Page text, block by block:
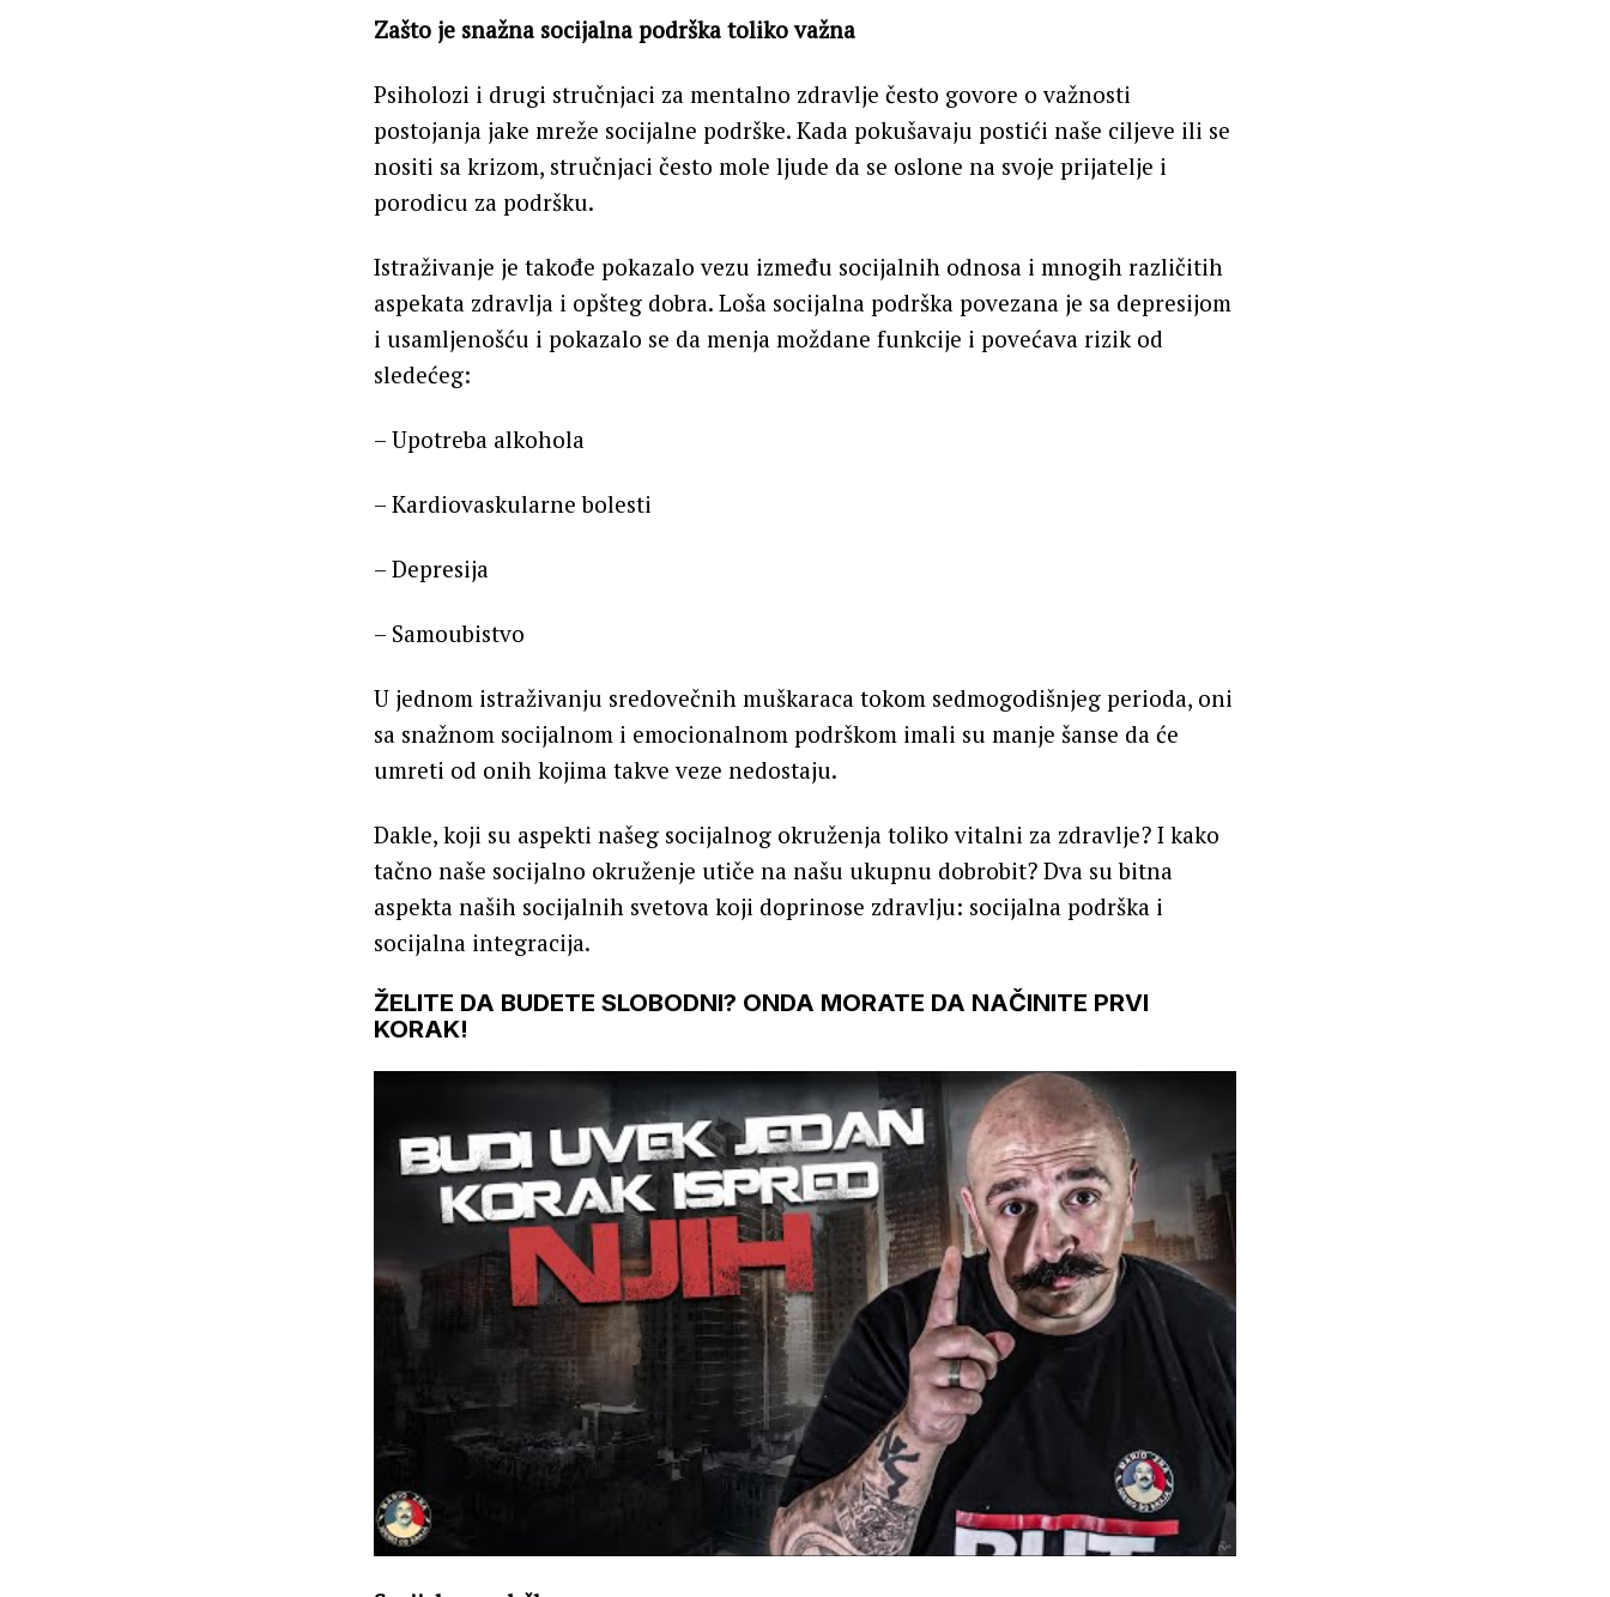
Zašto je snažna socijalna podrška toliko važna
Psiholozi i drugi stručnjaci za mentalno zdravlje često govore o važnosti
postojanja jake mreže socijalne podrške. Kada pokušavaju postići naše ciljeve ili se
nositi sa krizom, stručnjaci često mole ljude da se oslone na svoje prijatelje i
porodicu za podršku.
Istraživanje je takođe pokazalo vezu između socijalnih odnosa i mnogih različitih
aspekata zdravlja i opšteg dobra. Loša socijalna podrška povezana je sa depresijom
i usamljenošću i pokazalo se da menja moždane funkcije i povećava rizik od
sledećeg:
– Upotreba alkohola
– Kardiovaskularne bolesti
– Depresija
– Samoubistvo
U jednom istraživanju sredovečnih muškaraca tokom sedmogodišnjeg perioda, oni
sa snažnom socijalnom i emocionalnom podrškom imali su manje šanse da će
umreti od onih kojima takve veze nedostaju.
Dakle, koji su aspekti našeg socijalnog okruženja toliko vitalni za zdravlje? I kako
tačno naše socijalno okruženje utiče na našu ukupnu dobrobit? Dva su bitna
aspekta naših socijalnih svetova koji doprinose zdravlju: socijalna podrška i
socijalna integracija.
ŽELITE DA BUDETE SLOBODNI? ONDA MORATE DA NAČINITE PRVI
KORAK!